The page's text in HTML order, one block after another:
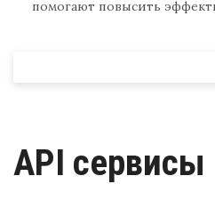
помогают повысить
API сервисы